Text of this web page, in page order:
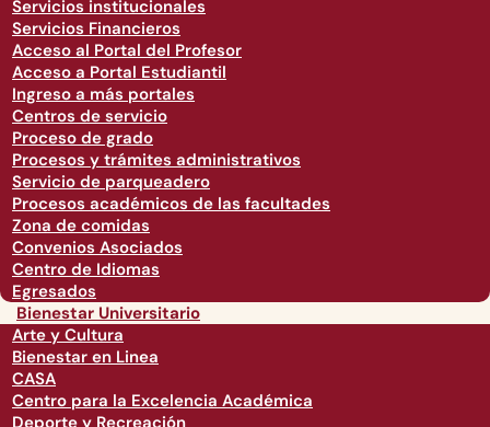
Servicios institucionales
Servicios Financieros
Acceso al Portal del Profesor
Acceso a Portal Estudiantil
Ingreso a más portales
Centros de servicio
Proceso de grado
Procesos y trámites administrativos
Servicio de parqueadero
Procesos académicos de las facultades
Zona de comidas
Convenios Asociados
Centro de Idiomas
Egresados
Bienestar Universitario
Arte y Cultura
Bienestar en Linea
CASA
Centro para la Excelencia Académica
Deporte y Recreación